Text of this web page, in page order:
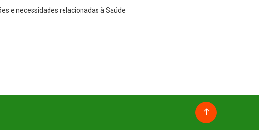
e necessidades relacionadas à Saúde